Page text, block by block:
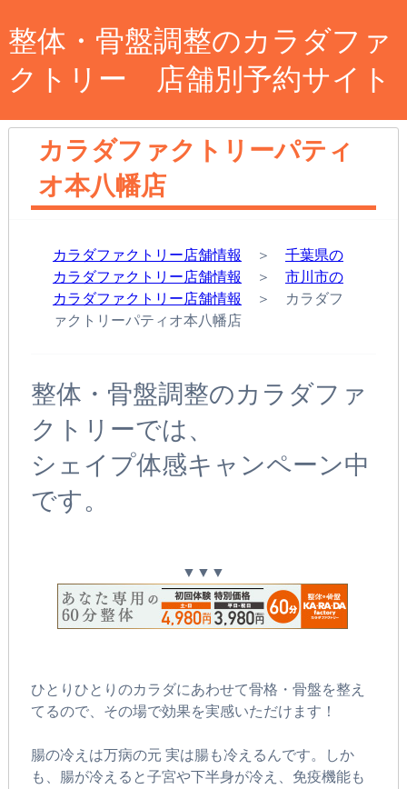
整体・骨盤調整のカラダファ
クトリー 店舗別予約サイト
カラダファクトリーパティ
オ本八幡店
カラダファクトリー店舗情報 ＞ 千葉県の
カラダファクトリー店舗情報
＞ 市川市の
カラダファクトリー店舗情報
＞ カラダフ
ァクトリーパティオ本八幡店
整体・骨盤調整のカラダファ
クトリーでは、
シェイプ体感キャンペーン中
です。
▼▼▼
ひとりひとりのカラダにあわせて骨格・骨盤を整え
てるので、その場で効果を実感いただけます！
腸の冷えは万病の元 実は腸も冷えるんです。しか
も、腸が冷えると子宮や下半身が冷え、免疫機能も